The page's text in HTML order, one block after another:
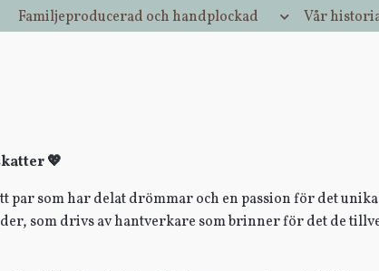
Familjeproducerad och handplockad Vår
💖
som har delat drömmar och en passion för det
som drivs av hantverkare som brinner för det de